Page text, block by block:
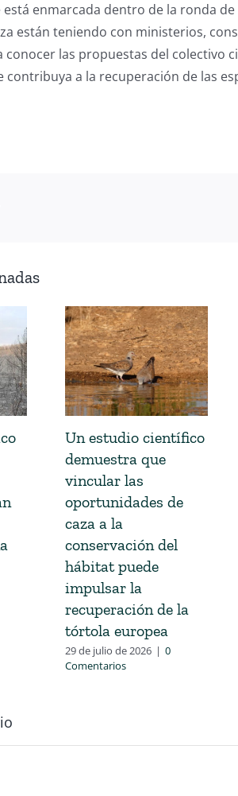
enmarcada dentro de la ronda
están teniendo con ministerios,
conocer las propuestas del colectivo
contribuya a la recuperación de las
Un estudio científico
demuestra que
vincular las
oportunidades de
caza a la
conservación del
hábitat puede
impulsar la
recuperación de la
tórtola europea
29 de julio de 2026 | 0
Comentarios